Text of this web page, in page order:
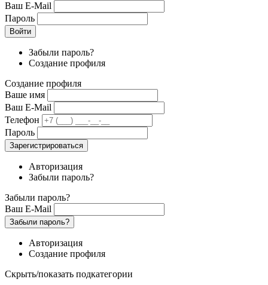
Ваш E-Mail
Пароль
Войти
Забыли пароль?
Создание профиля
Создание профиля
Ваше имя
Ваш E-Mail
Телефон
Пароль
Зарегистрироваться
Авторизация
Забыли пароль?
Забыли пароль?
Ваш E-Mail
Забыли пароль?
Авторизация
Создание профиля
Скрыть/показать подкатегории